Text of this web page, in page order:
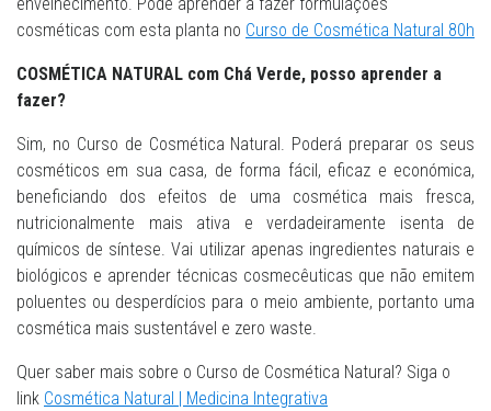
cosméticas com esta planta no Curso de Cosmética Natural 80h
COSMÉTICA NATURAL com Chá Verde, posso aprender a
fazer?
Sim, no Curso de Cosmética Natural. Poderá preparar os seus
cosméticos em sua casa, de forma fácil, eficaz e económica,
beneficiando dos efeitos de uma cosmética mais fresca,
nutricionalmente mais ativa e verdadeiramente isenta de
químicos de síntese. Vai utilizar apenas ingredientes naturais e
biológicos e aprender técnicas cosmecêuticas que não emitem
poluentes ou desperdícios para o meio ambiente, portanto uma
cosmética mais sustentável e zero waste.
Quer saber mais sobre o Curso de Cosmética Natural? Siga o
link Cosmética Natural | Medicina Integrativa